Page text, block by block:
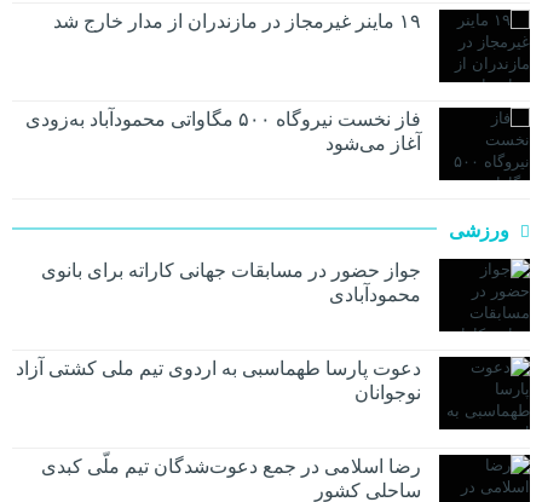
۱۹ ماینر غیرمجاز در مازندران از مدار خارج شد
فاز نخست نیروگاه ۵۰۰ مگاواتی محمودآباد به‌زودی
آغاز می‌شود
ورزشی
جواز حضور در مسابقات جهانی کاراته برای بانوی
محمودآبادی
دعوت پارسا طهماسبی به اردوی تیم ملی کشتی آزاد
نوجوانان
رضا اسلامی در جمع دعوت‌شدگان تیم ملّی کبدی
ساحلی کشور